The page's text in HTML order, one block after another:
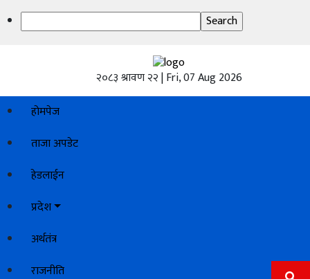
Search
२०८३ श्रावण २२ | Fri, 07 Aug 2026
होमपेज
ताजा अपडेट
हेडलाईन
प्रदेश
अर्थतंत्र
राजनीति
प्रदेश
विचार
स्वास्थ्य
खेलकुद